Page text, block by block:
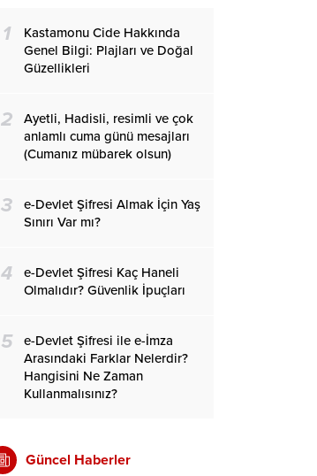
1
Kastamonu Cide Hakkında
Genel Bilgi: Plajları ve Doğal
Güzellikleri
2
Ayetli, Hadisli, resimli ve çok
anlamlı cuma günü mesajları
(Cumanız mübarek olsun)
3
e-Devlet Şifresi Almak İçin Yaş
Sınırı Var mı?
4
e-Devlet Şifresi Kaç Haneli
Olmalıdır? Güvenlik İpuçları
5
e-Devlet Şifresi ile e-İmza
Arasındaki Farklar Nelerdir?
Hangisini Ne Zaman
Kullanmalısınız?
Güncel Haberler